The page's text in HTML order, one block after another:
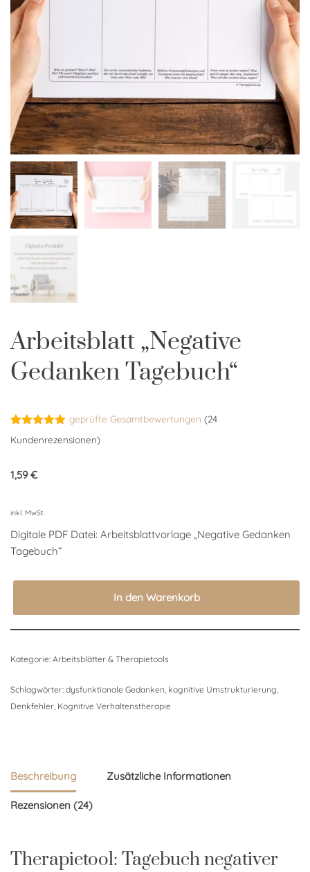
Arbeitsblatt „Negative
Gedanken Tagebuch“
Bewertet
mit4.92
auf
24
geprüfte Gesamtbewertungen (24
Kundenrezensionen)
1,59€
inkl. MwSt.
Digitale PDF Datei: Arbeitsblattvorlage „Negative Gedanken
Tagebuch“
In den Warenkorb
Kategorie: Arbeitsblätter & Therapietools
Schlagwörter: dysfunktionale Gedanken kognitive Umstrukturierung
Denkfehler Kognitive Verhaltenstherapie
Beschreibung Zusätzliche Informationen
Rezensionen (24)
Therapietool: Tagebuch negativer